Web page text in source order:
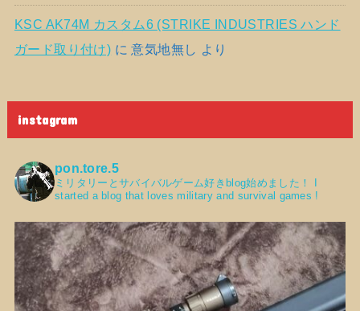
KSC AK74M カスタム6 (STRIKE INDUSTRIES ハンド
ガード取り付け) に意気地無し より
instagram
pon.tore.5
ミリタリーとサバイバルゲーム好きblog始めました！
started a blog that loves military and survival games !